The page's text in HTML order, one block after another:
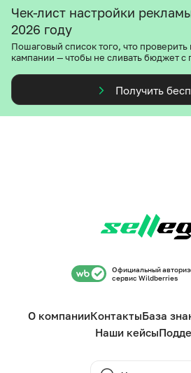
Чек-лист настройки
2026 году
Пошаговый список того, что
кампании — чтобы не сливать бюджет с
Получить
Официальный
сервис Wildberries
О компанииКонтактыБаза
Наши кейсы